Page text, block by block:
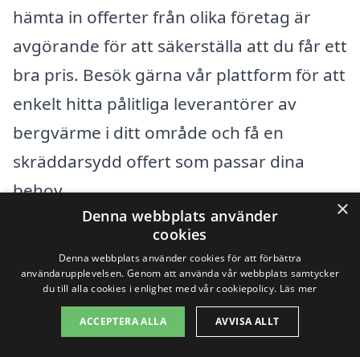
hämta in offerter från olika företag är
avgörande för att säkerställa att du får ett
bra pris. Besök gärna vår plattform för att
enkelt hitta pålitliga leverantörer av
bergvärme i ditt område och få en
skräddarsydd offert som passar dina
behov.
Få 3 erbjudanden, gratis och utan
förpliktelser
×
Denna webbplats använder
cookies
Denna webbplats använder cookies för att förbättra
användarupplevelsen. Genom att använda vår webbplats samtycker
du till alla cookies i enlighet med vår cookiepolicy. Läs mer
ACCEPTERA ALLA AVVISA ALLT